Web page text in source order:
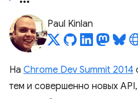
Paul Kinlan
На Chrome Dev Summit 2014
тем и совершенно новых